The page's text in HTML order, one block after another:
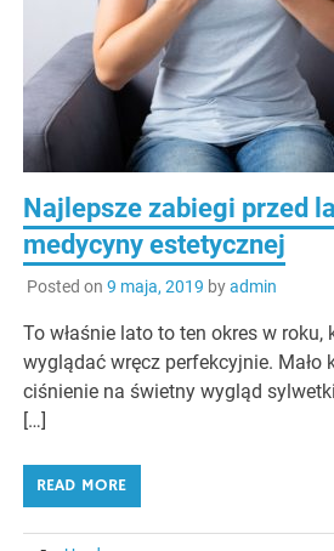
Najlepsze zabiegi przed
medycyny estetycznej
Posted on 9 maja, 2019 byadmin
To właśnie lato to ten okres w roku,
wyglądać wręcz perfekcyjnie. Mało
ciśnienie na świetny wygląd
[…]
READ MORE